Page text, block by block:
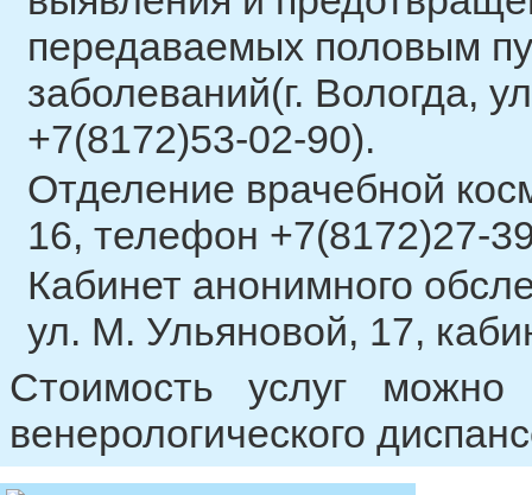
передаваемых половым
заболеваний(г. Вологда,
+7(8172)53-02-90).
Отделение врачебной
16, телефон +7(8172)27-
Кабинет анонимного
ул. М. Ульяновой, 17,
Стоимость услуг можно
венерологического